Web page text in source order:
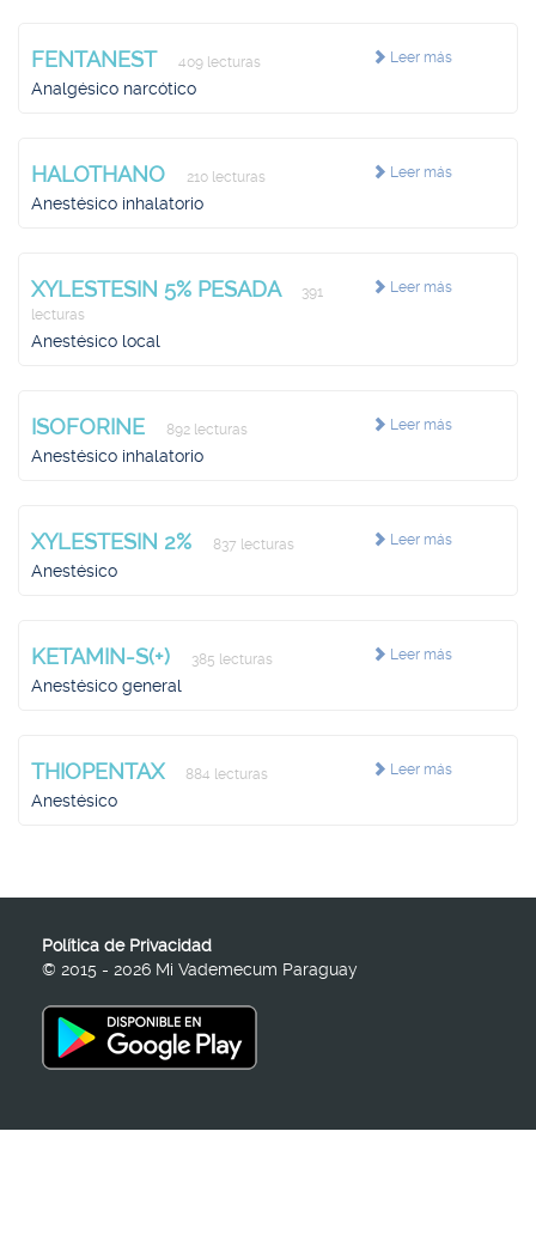
Leer más
FENTANEST 409 lecturas
Analgésico narcótico
Leer más
HALOTHANO 210 lecturas
Anestésico inhalatorio
Leer más
XYLESTESIN 5% PESADA
391
lecturas
Anestésico local
Leer más
ISOFORINE 892 lecturas
Anestésico inhalatorio
Leer más
XYLESTESIN 2% 837 lecturas
Anestésico
Leer más
KETAMIN-S(+) 385 lecturas
Anestésico general
Leer más
THIOPENTAX 884 lecturas
Anestésico
Política de Privacidad
© 2015 - 2026 Mi Vademecum Paraguay